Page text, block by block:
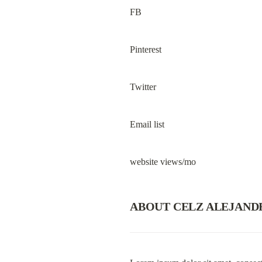
FB
Pinterest
Twitter
Email list
website views/mo
ABOUT CELZ